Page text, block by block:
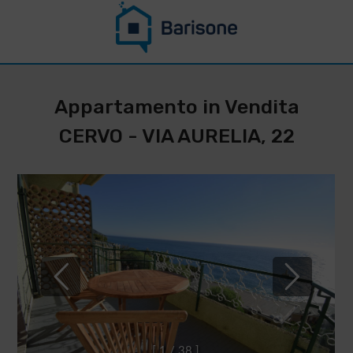
RESTARE
AGGIORNATO SU
QUESTO
IMMOBILE
IMMOBILIARE
BARISONE
*
Nome
*
Telefono
*
Email
Appartamento in Vendita
CERVO - VIA AURELIA, 22